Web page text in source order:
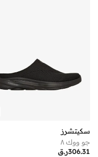
سكيتشرز
جو ووك ٨
ر.ق306.31